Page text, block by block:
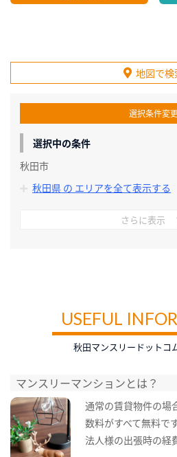
地図で検
選択条件変
選択中の条件
秋田市
秋田県 の エリアを全て表示する
さらに表示
USEFUL
秋田マンスリードットコ
マンスリーマンションとは？
通常の賃貸物件の場
数料がすべて無料で
法人様の出張時の経